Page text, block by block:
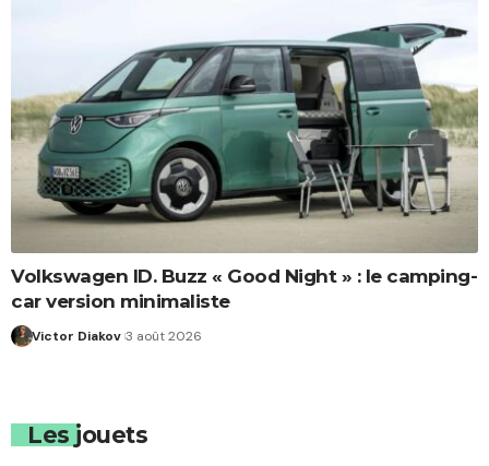
Volkswagen ID. Buzz « Good Night » : le camping-
car version minimaliste
Victor Diakov 3 août 2026
Les jouets